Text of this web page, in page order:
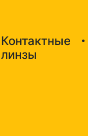
Контактные
линзы